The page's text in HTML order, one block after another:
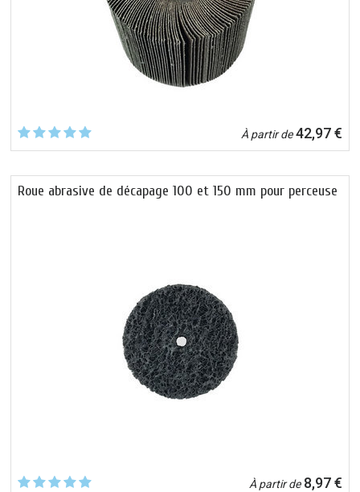
À partir de42,97 €
Roue abrasive de décapage 100 et 150 mm pour perceuse
À partir de8,97 €